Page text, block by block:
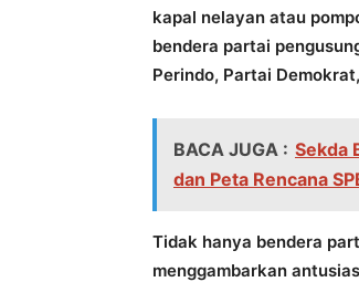
kapal nelayan atau
bendera partai
Perindo, Partai
BACA JUGA : Sekda
dan Peta Rencana
Tidak hanya bendera
menggambarkan